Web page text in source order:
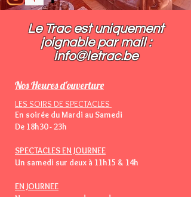
Le Trac est uniquement
joignable par mail :​
info@letrac.be
Nos Heures d'ouverture
LES SOIRS DE SPECTACLES
En soirée du Mardi au Samedi
De 18h30 - 23h
SPECTACLES EN JOURNEE
Un samedi sur deux à 11h15 & 14h
EN JOURNEE